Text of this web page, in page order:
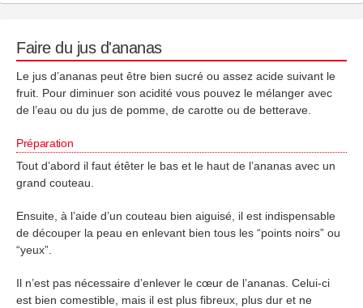
Faire du jus d'ananas
Le jus d’ananas peut être bien sucré ou assez acide suivant le
fruit. Pour diminuer son acidité vous pouvez le mélanger avec
de l’eau ou du jus de pomme, de carotte ou de betterave.
Préparation
Tout d’abord il faut étêter le bas et le haut de l’ananas avec un
grand couteau.
Ensuite, à l’aide d’un couteau bien aiguisé, il est indispensable
de découper la peau en enlevant bien tous les “points noirs” ou
“yeux”.
Il n’est pas nécessaire d’enlever le cœur de l’ananas. Celui-ci
est bien comestible, mais il est plus fibreux, plus dur et ne